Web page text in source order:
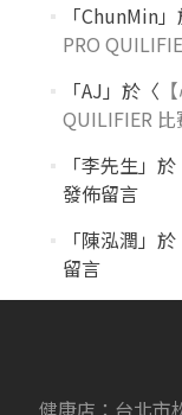
「ChunMin」
PRO
「AJ 」於〈
QUILIFIER
「李先生」於
發佈留言
「陳泓潤 」於
留言
健康店：台北市